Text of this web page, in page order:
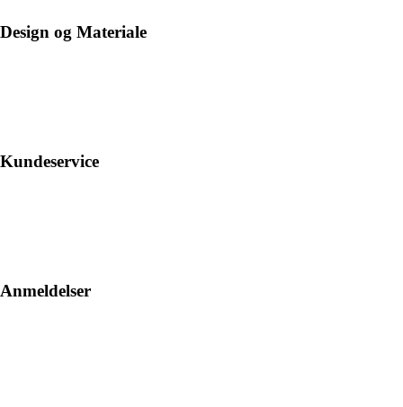
Design og Materiale
Kundeservice
Anmeldelser